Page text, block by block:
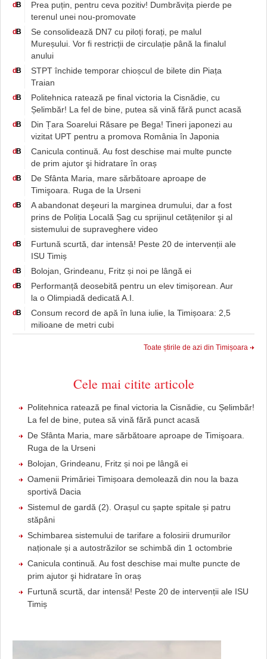
d B
Prea puțin, pentru ceva pozitiv! Dumbrăvița pierde pe
terenul unei nou-promovate
d B
Se consolidează DN7 cu piloți forați, pe malul
Mureșului. Vor fi restricții de circulație până la finalul
anului
d B
STPT închide temporar chioșcul de bilete din Piața
Traian
d B
Politehnica ratează pe final victoria la Cisnădie, cu
Șelimbăr! La fel de bine, putea să vină fără punct acasă
d B
Din Țara Soarelui Răsare pe Bega! Tineri japonezi au
vizitat UPT pentru a promova România în Japonia
d B
Canicula continuă. Au fost deschise mai multe puncte
de prim ajutor şi hidratare în oraș
d B
De Sfânta Maria, mare sărbătoare aproape de
Timişoara. Ruga de la Urseni
d B
A abandonat deşeuri la marginea drumului, dar a fost
prins de Poliția Locală Șag cu sprijinul cetățenilor şi al
sistemului de supraveghere video
d B
Furtună scurtă, dar intensă! Peste 20 de intervenții ale
ISU Timiș
d B Bolojan, Grindeanu, Fritz și noi pe lângă ei
d B
Performanță deosebită pentru un elev timișorean. Aur
la o Olimpiadă dedicată A.I.
d B
Consum record de apă în luna iulie, la Timișoara: 2,5
milioane de metri cubi
Toate știrile de azi din Timișoara
Cele mai citite articole
Politehnica ratează pe final victoria la Cisnădie, cu Șelimbăr!
La fel de bine, putea să vină fără punct acasă
De Sfânta Maria, mare sărbătoare aproape de Timişoara.
Ruga de la Urseni
Bolojan, Grindeanu, Fritz și noi pe lângă ei
Oamenii Primăriei Timișoara demolează din nou la baza
sportivă Dacia
Sistemul de gardă (2). Orașul cu șapte spitale și patru
stăpâni
Schimbarea sistemului de tarifare a folosirii drumurilor
naționale și a autostrăzilor se schimbă din 1 octombrie
Canicula continuă. Au fost deschise mai multe puncte de
prim ajutor şi hidratare în oraș
Furtună scurtă, dar intensă! Peste 20 de intervenții ale ISU
Timiș